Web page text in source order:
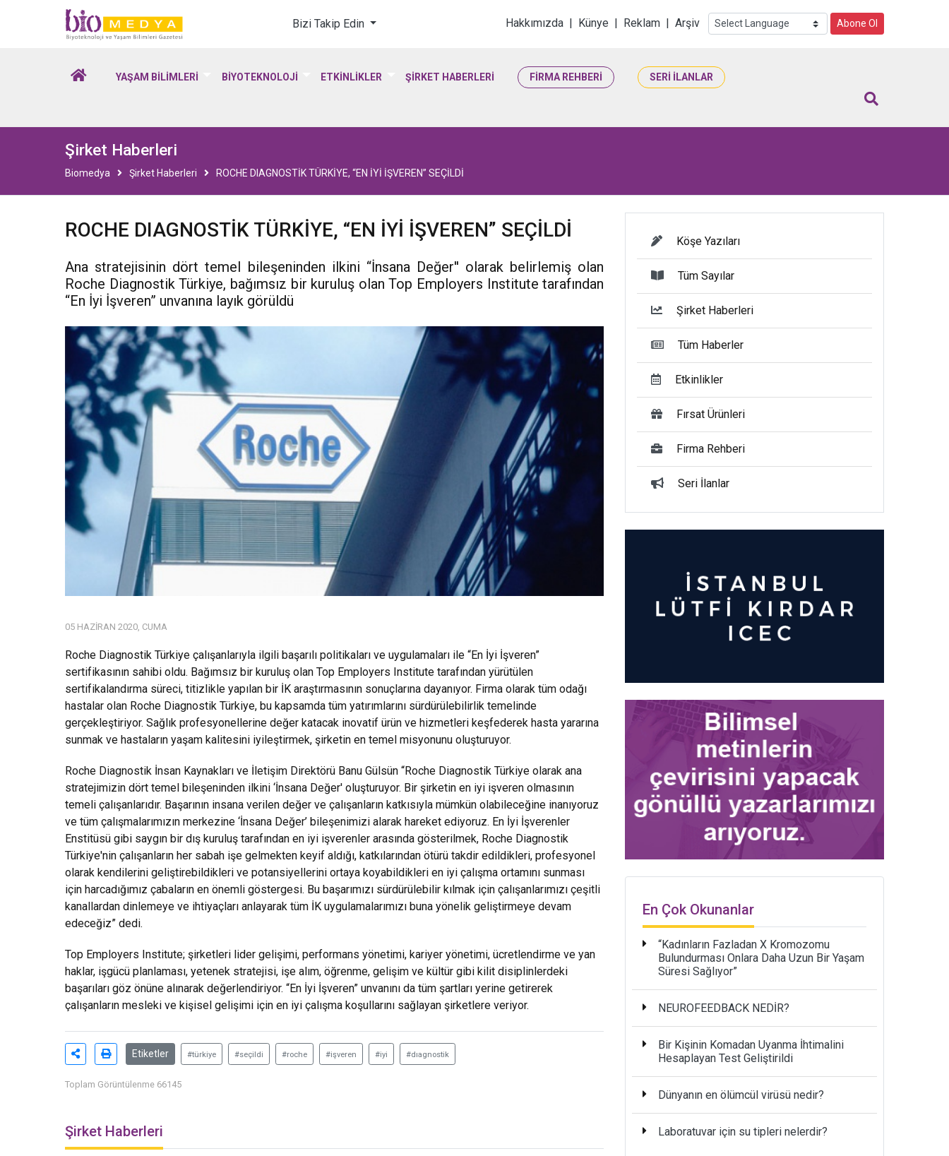
Biomedya - Biyoteknoloji & Yaşam Bilimleri
Bizi Takip Edin Hakkımızda | Künye | Reklam | Arşiv Abone Ol
YAŞAM BİLİMLERİ BİYOTEKNOLOJİ ETKİNLİKLER ŞİRKET HABERLERİ FİRMA REHBERİ SERİ İLANLAR
Şirket Haberleri
Biomedya Şirket Haberleri ROCHE DIAGNOSTİK TÜRKİYE, “EN İYİ İŞVEREN” SEÇİLDİ
ROCHE DIAGNOSTİK TÜRKİYE, “EN İYİ İŞVEREN” SEÇİLDİ
Ana stratejisinin dört temel bileşeninden ilkini “İnsana Değer'' olarak belirlemiş olan
Roche Diagnostik Türkiye, bağımsız bir kuruluş olan Top Employers Institute tarafından
“En İyi İşveren” unvanına layık görüldü
05 HAZIRAN 2020, CUMA
Roche Diagnostik Türkiye çalışanlarıyla ilgili başarılı politikaları ve uygulamaları ile “En İyi İşveren”
sertifikasının sahibi oldu. Bağımsız bir kuruluş olan Top Employers Institute tarafından yürütülen
sertifikalandırma süreci, titizlikle yapılan bir İK araştırmasının sonuçlarına dayanıyor. Firma olarak tüm odağı
hastalar olan Roche Diagnostik Türkiye, bu kapsamda tüm yatırımlarını sürdürülebilirlik temelinde
gerçekleştiriyor. Sağlık profesyonellerine değer katacak inovatif ürün ve hizmetleri keşfederek hasta yararına
sunmak ve hastaların yaşam kalitesini iyileştirmek, şirketin en temel misyonunu oluşturuyor.
Roche Diagnostik İnsan Kaynakları ve İletişim Direktörü Banu Gülsün “Roche Diagnostik Türkiye olarak ana
stratejimizin dört temel bileşeninden ilkini ‘İnsana Değer' oluşturuyor. Bir şirketin en iyi işveren olmasının
temeli çalışanlarıdır. Başarının insana verilen değer ve çalışanların katkısıyla mümkün olabileceğine inanıyoruz
ve tüm çalışmalarımızın merkezine ‘İnsana Değer’ bileşenimizi alarak hareket ediyoruz. En İyi İşverenler
Enstitüsü gibi saygın bir dış kuruluş tarafından en iyi işverenler arasında gösterilmek, Roche Diagnostik
Türkiye'nin çalışanların her sabah işe gelmekten keyif aldığı, katkılarından ötürü takdir edildikleri, profesyonel
olarak kendilerini geliştirebildikleri ve potansiyellerini ortaya koyabildikleri en iyi çalışma ortamını sunması
için harcadığımız çabaların en önemli göstergesi. Bu başarımızı sürdürülebilir kılmak için çalışanlarımızı çeşitli
kanallardan dinlemeye ve ihtiyaçları anlayarak tüm İK uygulamalarımızı buna yönelik geliştirmeye devam
edeceğiz” dedi.
Top Employers Institute; şirketleri lider gelişimi, performans yönetimi, kariyer yönetimi, ücretlendirme ve yan
haklar, işgücü planlaması, yetenek stratejisi, işe alım, öğrenme, gelişim ve kültür gibi kilit disiplinlerdeki
başarıları göz önüne alınarak değerlendiriyor. “En İyi İşveren” unvanını da tüm şartları yerine getirerek
çalışanların mesleki ve kişisel gelişimi için en iyi çalışma koşullarını sağlayan şirketlere veriyor.
Etiketler #türkiye #seçildi #roche #işveren #iyi #dıagnostik
Toplam Görüntülenme 66145
Şirket Haberleri
Köşe Yazıları
Tüm Sayılar
Şirket Haberleri
Tüm Haberler
Etkinlikler
Fırsat Ürünleri
Firma Rehberi
Seri İlanlar
En Çok Okunanlar
“Kadınların Fazladan X Kromozomu
Bulundurması Onlara Daha Uzun Bir Yaşam
Süresi Sağlıyor”
NEUROFEEDBACK NEDİR?
Bir Kişinin Komadan Uyanma İhtimalini
Hesaplayan Test Geliştirildi
Dünyanın en ölümcül virüsü nedir?
Laboratuvar için su tipleri nelerdir?